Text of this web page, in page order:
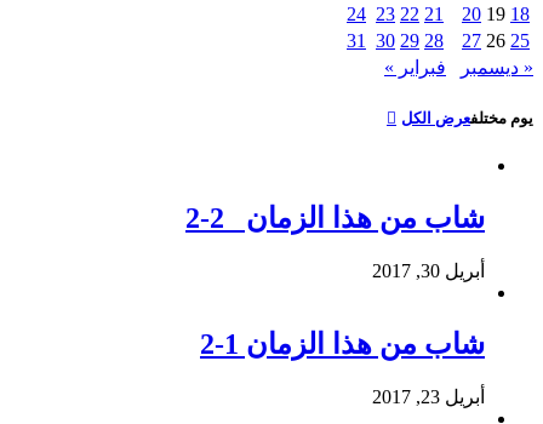
18
19
20
21
22
23
24
25
26
27
28
29
30
31
« ديسمبر
فبراير »
يوم مختلفعرض الكل
شاب من هذا الزمان 2-2
أبريل 30, 2017
شاب من هذا الزمان 1-2
أبريل 23, 2017